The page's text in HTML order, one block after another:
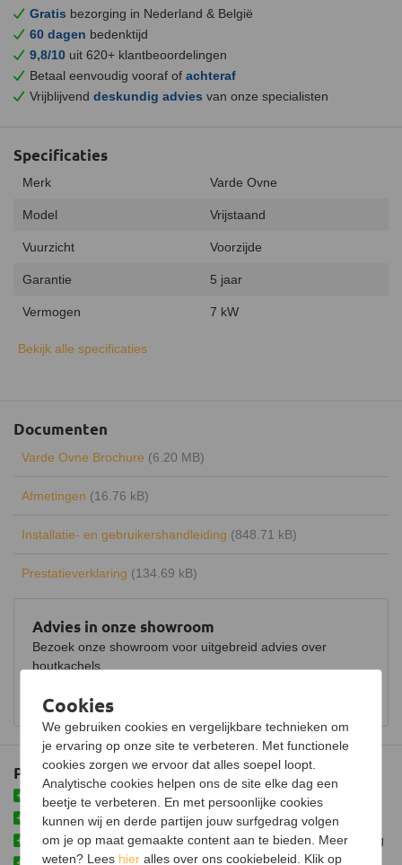
Gratis bezorging in Nederland & België
60 dagen bedenktijd
9,8/10 uit 620+ klantbeoordelingen
Betaal eenvoudig vooraf of achteraf
Vrijblijvend deskundig advies van onze specialisten
Plus- en minpunten
Voorzien van zijruiten
Voorzien van een schoneruitsysteem
Kan gebruikt worden met bovenaansluiting of achteraansluiting
Advies in onze showroom
Bezoek onze showroom voor uitgebreid advies over
houtkachels.
Bekijk showroom en maak een afspraak
Specificaties
Merk Varde Ovne
Model Vrijstaand
Vuurzicht Voorzijde
Garantie 5 jaar
Vermogen 7 kW
Minimaal vermogen
Rendement
Draaibaar
Keurmerk
Luchtregelaar Ja, onder
Aansluiting
Bovenaansluiting,
Doorsnede aansluiting
Fijnstof per kubieke meter 12 mg
Gemiddelde CO emissie 0,09%
Schoneruitsysteem
Luchttoevoeraansluiting
Bekijk alle specificaties
Documenten
Varde Ovne Brochure (6.20 MB)
Afmetingen (16.76 kB)
Installatie- en gebruikershandleiding (848.71 kB)
Prestatieverklaring (134.69 kB)
Cookies
We gebruiken cookies en vergelijkbare technieken om
je ervaring op onze site te verbeteren. Met functionele
cookies zorgen we ervoor dat alles soepel loopt.
Analytische cookies helpen ons de site elke dag een
beetje te verbeteren. En met persoonlijke cookies
kunnen wij en derde partijen jouw surfgedrag volgen
om je op maat gemaakte content aan te bieden. Meer
weten? Lees hier alles over ons cookiebeleid. Klik op